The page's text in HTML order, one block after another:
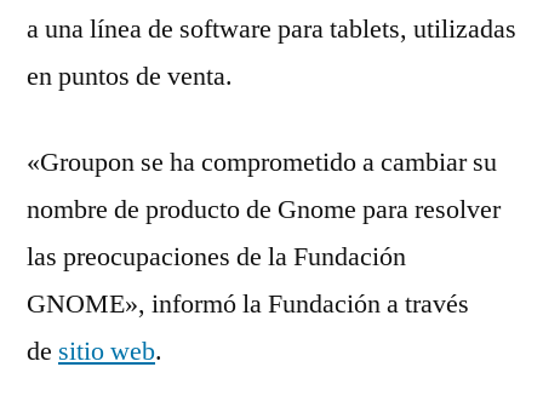
a una línea de software para tablets, utilizadas
en puntos de venta.
«Groupon se ha comprometido a cambiar su
nombre de producto de Gnome para resolver
las preocupaciones de la Fundación
GNOME», informó la Fundación a través
de sitio web.